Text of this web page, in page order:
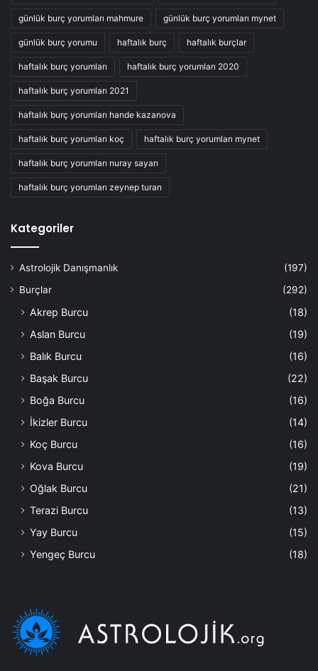
günlük burç yorumları mahmure günlük burç yorumları mynet
günlük burç yorumu haftalık burç haftalık burçlar
haftalık burç yorumları haftalık burç yorumları 2020
haftalık burç yorumları 2021
haftalık burç yorumları hande kazanova
haftalık burç yorumları koç haftalık burç yorumları mynet
haftalık burç yorumları nuray sayarı
haftalık burç yorumları zeynep turan
Kategoriler
Astrolojik Danışmanlık
(197)
Burçlar
(292)
Akrep Burcu
(18)
Aslan Burcu
(19)
Balık Burcu
(16)
Başak Burcu
(22)
Boğa Burcu
(16)
İkizler Burcu
(14)
Koç Burcu
(16)
Kova Burcu
(19)
Oğlak Burcu
(21)
Terazi Burcu
(13)
Yay Burcu
(15)
Yengeç Burcu
(18)